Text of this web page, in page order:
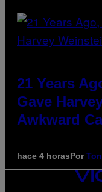
21 Years
Gave
Awkward
hace 4 horasPor
VICE
MEDIA